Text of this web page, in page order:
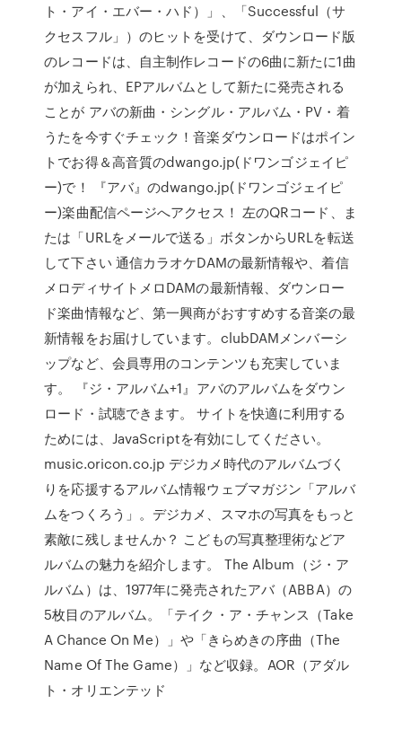
ト・アイ・エバー・ハド）」、「Successful（サ
クセスフル」）のヒットを受けて、ダウンロード版
のレコードは、自主制作レコードの6曲に新たに1曲
が加えられ、EPアルバムとして新たに発売される
ことが アバの新曲・シングル・アルバム・PV・着
うたを今すぐチェック！音楽ダウンロードはポイン
トでお得＆高音質のdwango.jp(ドワンゴジェイピ
ー)で！ 『アバ』のdwango.jp(ドワンゴジェイピ
ー)楽曲配信ページへアクセス！ 左のQRコード、ま
たは「URLをメールで送る」ボタンからURLを転送
して下さい 通信カラオケDAMの最新情報や、着信
メロディサイトメロDAMの最新情報、ダウンロー
ド楽曲情報など、第一興商がおすすめする音楽の最
新情報をお届けしています。clubDAMメンバーシ
ップなど、会員専用のコンテンツも充実していま
す。 『ジ・アルバム+1』アバのアルバムをダウン
ロード・試聴できます。 サイトを快適に利用する
ためには、JavaScriptを有効にしてください。
music.oricon.co.jp デジカメ時代のアルバムづく
りを応援するアルバム情報ウェブマガジン「アルバ
ムをつくろう」。デジカメ、スマホの写真をもっと
素敵に残しませんか？ こどもの写真整理術などア
ルバムの魅力を紹介します。 The Album（ジ・ア
ルバム）は、1977年に発売されたアバ（ABBA）の
5枚目のアルバム。「テイク・ア・チャンス（Take
A Chance On Me）」や「きらめきの序曲（The
Name Of The Game）」など収録。AOR（アダル
ト・オリエンテッド